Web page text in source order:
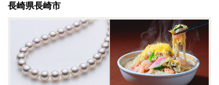
長崎県長崎市